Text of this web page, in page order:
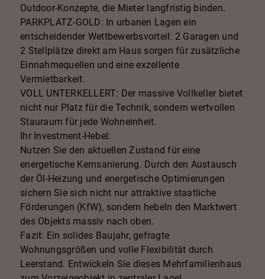
Outdoor-Konzepte, die Mieter langfristig binden.
PARKPLATZ-GOLD: In urbanen Lagen ein
entscheidender Wettbewerbsvorteil: 2 Garagen und
2 Stellplätze direkt am Haus sorgen für zusätzliche
Einnahmequellen und eine exzellente
Vermietbarkeit.
VOLL UNTERKELLERT: Der massive Vollkeller bietet
nicht nur Platz für die Technik, sondern wertvollen
Stauraum für jede Wohneinheit.
Ihr Investment-Hebel:
Nutzen Sie den aktuellen Zustand für eine
energetische Kernsanierung. Durch den Austausch
der Öl-Heizung und energetische Optimierungen
sichern Sie sich nicht nur attraktive staatliche
Förderungen (KfW), sondern hebeln den Marktwert
des Objekts massiv nach oben.
Fazit: Ein solides Baujahr, gefragte
Wohnungsgrößen und volle Flexibilität durch
Leerstand. Entwickeln Sie dieses Mehrfamilienhaus